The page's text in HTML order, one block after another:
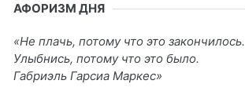
АФОРИЗМ ДНЯ
Не плачь, потому что это закончилось.
Улыбнись, потому что это было.
Габриэль Гарсиа Маркес